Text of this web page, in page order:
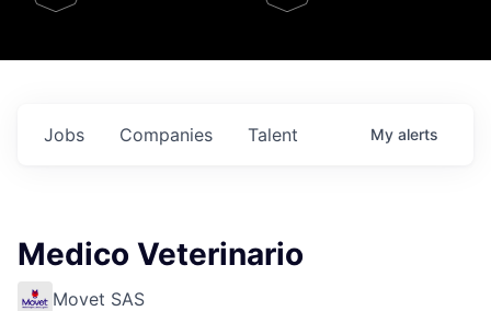
Jobs Companies Talent My alerts
Medico Veterinario
Movet SAS